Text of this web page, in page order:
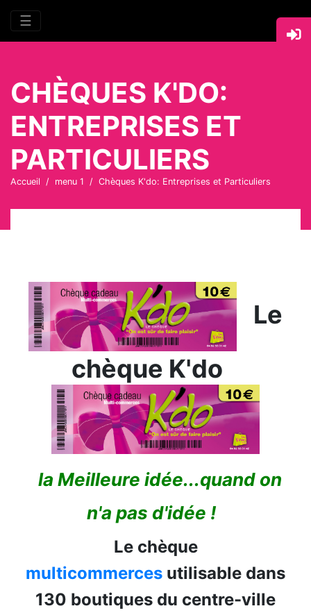
☰
CHÈQUES K'DO:
ENTREPRISES ET
PARTICULIERS
Accueil menu 1 Chèques K'do: Entreprises et Particuliers
Le
chèque K'do
la Meilleure idée...quand on
n'a pas d'idée !
Le chèque
multicommerces utilisable dans
130 boutiques du centre-ville